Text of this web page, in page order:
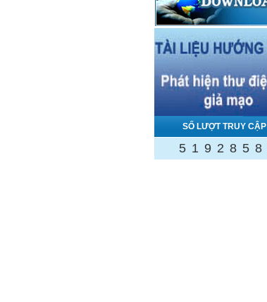
SỐ LƯỢT TRUY CẬP
5 1 9 2 8 5 8